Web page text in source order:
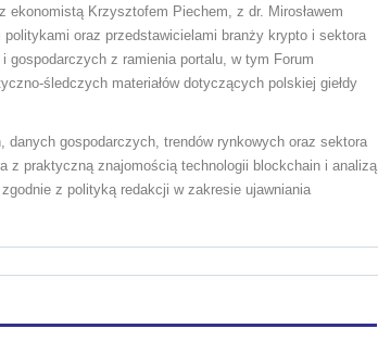
Krzysztofem Piechem, z dr. Mirosławem
oraz przedstawicielami branży krypto i sektora
gospodarczych z ramienia portalu, w tym Forum
śledczych materiałów dotyczących polskiej giełdy
gospodarczych, trendów rynkowych oraz sektora
z praktyczną znajomością technologii blockchain i analizą
z polityką redakcji w zakresie ujawniania